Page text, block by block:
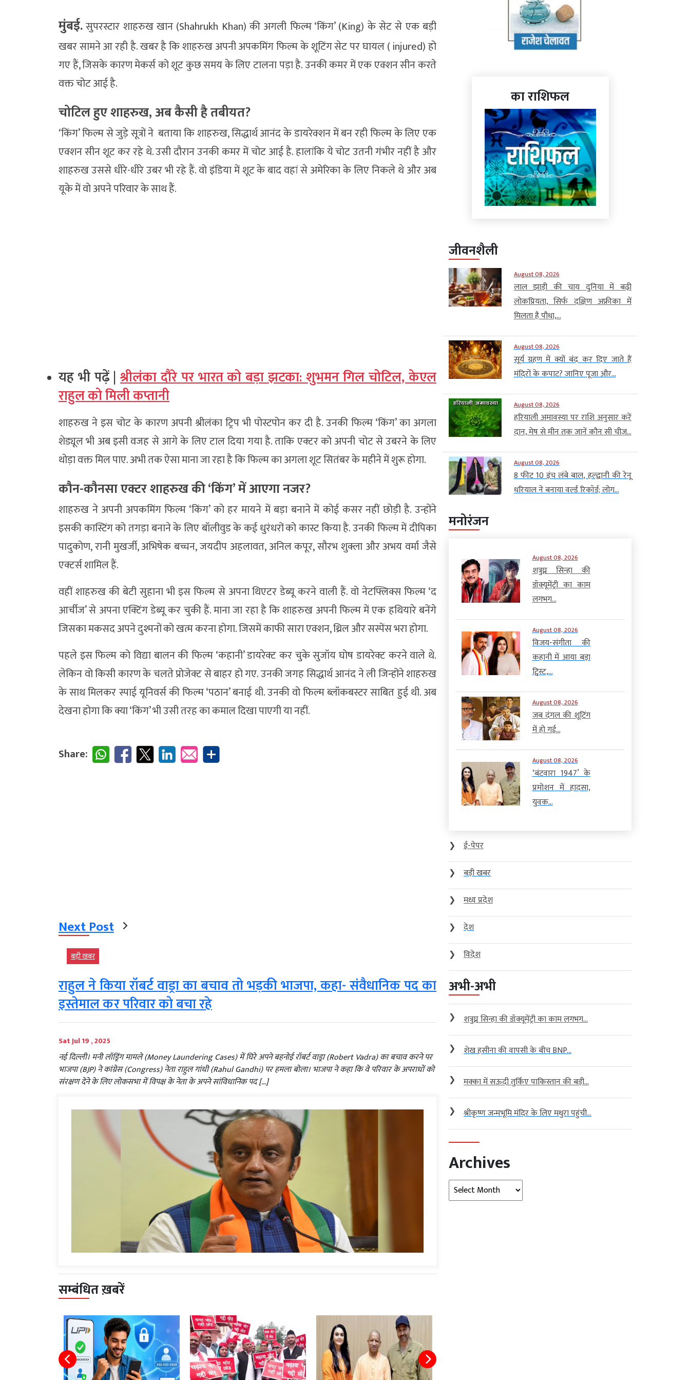
मुंबई.सुपरस्टार शाहरुख खान (Shahrukh Khan) की अगली फिल्म ‘किंग’ (King) के सेट से एक बड़ी
खबर सामने आ रही है. खबर है कि शाहरुख अपनी अपकमिंग फिल्म के शूटिंग सेट पर घायल ( injured) हो
गए हैं, जिसके कारण मेकर्स को शूट कुछ समय के लिए टालना पड़ा है. उनकी कमर में एक एक्शन सीन करते
वक्त चोट आई है.
चोटिल हुए शाहरुख, अब कैसी है तबीयत?
‘किंग’ फिल्म से जुड़े सूत्रों ने बताया कि शाहरुख, सिद्धार्थ आनंद के डायरेक्शन में बन रही फिल्म के लिए एक
एक्शन सीन शूट कर रहे थे. उसी दौरान उनकी कमर में चोट आई है. हालांकि ये चोट उतनी गंभीर नहीं है और
शाहरुख उससे धीरे-धीरे उबर भी रहे हैं. वो इंडिया में शूट के बाद वहां से अमेरिका के लिए निकले थे और अब
यूके में वो अपने परिवार के साथ हैं.
यह भी पढ़ें |श्रीलंका दौरे पर भारत को बड़ा झटका: शुभमन गिल चोटिल, केएल
राहुल को मिली कप्तानी
शाहरुख ने इस चोट के कारण अपनी श्रीलंका ट्रिप भी पोस्टपोन कर दी है. उनकी फिल्म ‘किंग’ का अगला
शेड्यूल भी अब इसी वजह से आगे के लिए टाल दिया गया है. ताकि एक्टर को अपनी चोट से उबरने के लिए
थोड़ा वक्त मिल पाए. अभी तक ऐसा माना जा रहा है कि फिल्म का अगला शूट सितंबर के महीने में शुरू होगा.
कौन-कौनसा एक्टर शाहरुख की ‘किंग’ में आएगा नजर?
शाहरुख ने अपनी अपकमिंग फिल्म ‘किंग’ को हर मायने में बड़ा बनाने में कोई कसर नहीं छोड़ी है. उन्होंने
इसकी कास्टिंग को तगड़ा बनाने के लिए बॉलीवुड के कई धुरंधरों को कास्ट किया है. उनकी फिल्म में दीपिका
पादुकोण, रानी मुखर्जी, अभिषेक बच्चन, जयदीप अहलावत, अनिल कपूर, सौरभ शुक्ला और अभय वर्मा जैसे
एक्टर्स शामिल हैं.
वहीं शाहरुख की बेटी सुहाना भी इस फिल्म से अपना थिएटर डेब्यू करने वाली हैं. वो नेटफ्लिक्स फिल्म ‘द
आर्चीज’ से अपना एक्टिंग डेब्यू कर चुकी हैं. माना जा रहा है कि शाहरुख अपनी फिल्म में एक हथियारे बनेंगे
जिसका मकसद अपने दुश्मनों को खत्म करना होगा. जिसमें काफी सारा एक्शन, थ्रिल और सस्पेंस भरा होगा.
पहले इस फिल्म को विद्या बालन की फिल्म ‘कहानी’ डायरेक्ट कर चुके सुजॉय घोष डायरेक्ट करने वाले थे.
लेकिन वो किसी कारण के चलते प्रोजेक्ट से बाहर हो गए. उनकी जगह सिद्धार्थ आनंद ने ली जिन्होंने शाहरुख
के साथ मिलकर स्पाई यूनिवर्स की फिल्म ‘पठान’ बनाई थी. उनकी वो फिल्म ब्लॉकबस्टर साबित हुई थी. अब
देखना होगा कि क्या ‘किंग’ भी उसी तरह का कमाल दिखा पाएगी या नहीं.
Share:
Next Post
बड़ी खबर
राहुल ने किया रॉबर्ट वाड्रा का बचाव तो भड़की भाजपा, कहा- संवैधानिक पद का
इस्तेमाल कर परिवार को बचा रहे
Sat Jul 19 , 2025
नई दिल्ली। मनी लॉड्रिंग मामले (Money Laundering Cases) में घिरे अपने बहनोई रॉबर्ट वाड्रा (Robert Vadra) का बचाव करने पर
भाजपा (BJP) ने कांग्रेस (Congress) नेता राहुल गांधी (Rahul Gandhi) पर हमला बोला। भाजपा ने कहा कि वे परिवार के अपराधों को
संरक्षण देने के लिए लोकसभा में विपक्ष के नेता के अपने सांविधानिक पद […]
सम्बंधित ख़बरें
का राशिफल
जीवनशैली
August 08, 2026
लाल झाड़ी की चाय दुनिया में बढ़ी
लोकप्रियता, सिर्फ दक्षिण अफ्रीका में
मिलता है पौधा,...
August 08, 2026
सूर्य ग्रहण में क्यों बंद कर दिए जाते हैं
मंदिरों के कपाट? जानिए पूजा और...
August 08, 2026
हरियाली अमावस्या पर राशि अनुसार करें
दान, मेष से मीन तक जानें कौन सी चीज...
August 08, 2026
8 फीट 10 इंच लंबे बाल, हल्द्वानी की रेनू
धरियाल ने बनाया वर्ल्ड रिकॉर्ड; लोग...
मनोरंजन
August 08, 2026
शत्रुघ्न सिन्हा की
डॉक्यूमेंट्री का काम
लगभग...
August 08, 2026
विजय-संगीता की
कहानी में आया बड़ा
ट्विस्ट,...
August 08, 2026
जब दंगल की शूटिंग
में हो गई...
August 08, 2026
‘बंटवारा 1947’ के
प्रमोशन में हादसा,
युवक...
❯
ई-पेपर
❯
बड़ी खबर
❯
मध्य प्रदेश
❯
देश
❯
विदेश
अभी-अभी
❯ शत्रुघ्न सिन्हा की डॉक्यूमेंट्री का काम लगभग...
❯ शेख हसीना की वापसी के बीच BNP...
❯ मक्का में सऊदी तुर्किए पाकिस्तान की बड़ी...
❯ श्रीकृष्ण जन्मभूमि मंदिर के लिए मथुरा पहुंची...
Archives
Archives